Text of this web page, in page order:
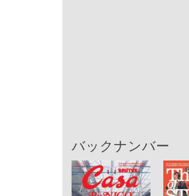
バックナンバー